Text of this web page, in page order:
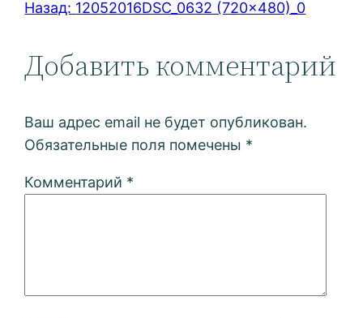
Назад: 12052016DSC_0632 (720×480)_0
Добавить комментарий
Ваш адрес email не будет опубликован.
Обязательные поля помечены *
Комментарий *